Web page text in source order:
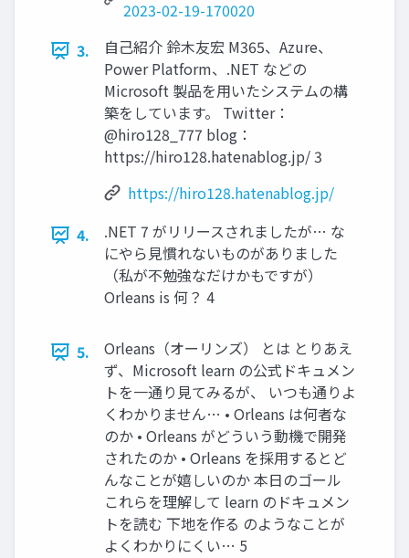
2023-02-19-170020
3.
自己紹介 鈴木友宏 M365、Azure、
Power Platform、.NET などの
Microsoft 製品を用いたシステムの構
築をしています。 Twitter：
@hiro128_777 blog：
https://hiro128.hatenablog.jp/ 3
https://hiro128.hatenablog.jp/
4.
.NET 7 がリリースされましたが… な
にやら見慣れないものがありました
（私が不勉強なだけかもですが）
Orleans is 何？ 4
5.
Orleans（オーリンズ） とは とりあえ
ず、Microsoft learn の公式ドキュメン
トを一通り見てみるが、 いつも通りよ
くわかりません… • Orleans は何者な
のか • Orleans がどういう動機で開発
されたのか • Orleans を採用するとど
んなことが嬉しいのか 本日のゴール
これらを理解して learn のドキュメン
トを読む 下地を作る のようなことが
よくわかりにくい… 5